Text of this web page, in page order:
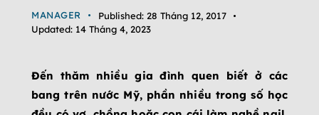
MANAGER Published: 28 Tháng 12, 2017
Updated: 14 Tháng 4, 2023
Đến thăm nhiều gia đình quen biết ở các
bang trên nước Mỹ, phần nhiều trong số học